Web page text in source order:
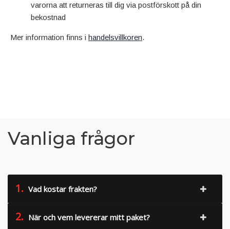
varorna att returneras till dig via postförskott på din
bekostnad
Mer information finns i handelsvillkoren.
Vanliga frågor
1. Vad kostar frakten?
2. När och vem levererar mitt paket?